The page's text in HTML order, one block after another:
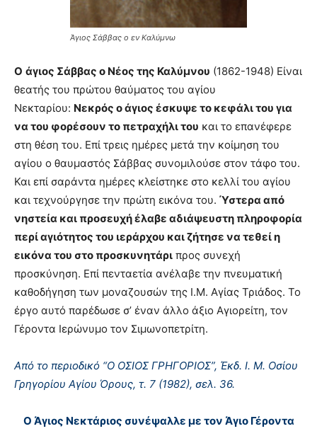
Άγιος Σάββας ο εν Καλύμνω
Ο άγιος Σάββας ο Νέος της Καλύμνου (1862-1948) Είναι
θεατής του πρώτου θαύματος του αγίου
Νεκταρίου: Νεκρός ο άγιος έσκυψε το κεφάλι του για
να του φορέσουν το πετραχήλι του και το επανέφερε
στη θέση του. Επί τρεις ημέρες μετά την κοίμηση του
αγίου ο θαυμαστός Σάββας συνομιλούσε στον τάφο του.
Και επί σαράντα ημέρες κλείστηκε στο κελλί του αγίου
και τεχνούργησε την πρώτη εικόνα του. Ύστερα από
νηστεία και προσευχή έλαβε αδιάψευστη πληροφορία
περί αγιότητος του ιεράρχου και ζήτησε να τεθεί η
εικόνα του στο προσκυνητάρι προς συνεχή
προσκύνηση. Επί πενταετία ανέλαβε την πνευματική
καθοδήγηση των μοναζουσών της Ι.Μ. Αγίας Τριάδος. Το
έργο αυτό παρέδωσε σ’ έναν άλλο άξιο Αγιορείτη, τον
Γέροντα Ιερώνυμο τον Σιμωνοπετρίτη.
Από το περιοδικό “Ο ΟΣΙΟΣ ΓΡΗΓΟΡΙΟΣ”, Έκδ. Ι. Μ. Οσίου
Γρηγορίου Αγίου Όρους, τ. 7 (1982), σελ. 36.
Ο Άγιος Νεκτάριος συνέψαλλε με τον Άγιο Γέροντα